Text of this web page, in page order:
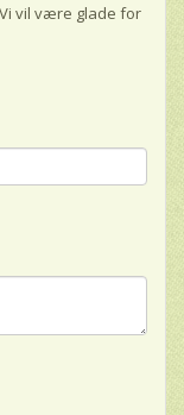
vil være glade for